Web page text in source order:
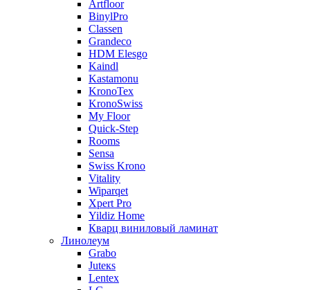
Artfloor
BinylPro
Classen
Grandeco
HDM Elesgo
Kaindl
Kastamonu
KronoTex
KronoSwiss
My Floor
Quick-Step
Rooms
Sensa
Swiss Krono
Vitality
Wiparqet
Xpert Pro
Yildiz Home
Кварц виниловый ламинат
Линолеум
Grabo
Juteкs
Lentex